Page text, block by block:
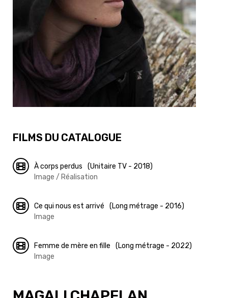
FILMS DU CATALOGUE
À corps perdus
(Unitaire TV - 2018)
Image / Réalisation
Ce qui nous est arrivé
(Long métrage - 2016)
Image
Femme de mère en fille
(Long métrage - 2022)
Image